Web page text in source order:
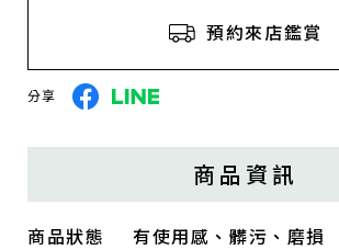
預約來店鑑賞
分享
商品資訊
商品狀態
有使用感、髒污、磨損